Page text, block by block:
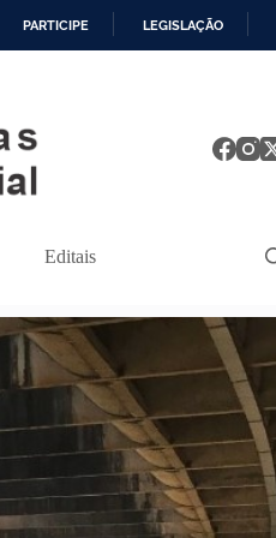
PARTICIPE LEGISLAÇÃO
Editais